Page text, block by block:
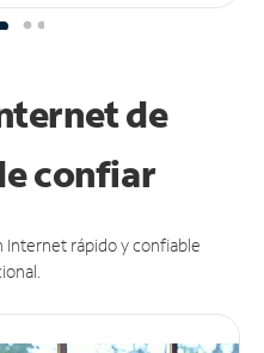
de
confiar
Internet rápido y confiable